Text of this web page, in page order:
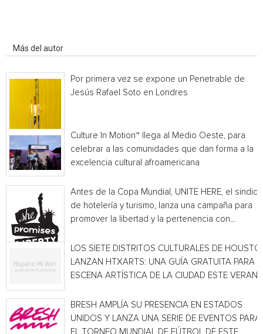
Más del autor
Por primera vez se expone un Penetrable de
Jesús Rafael Soto en Londres
Culture In Motion™ llega al Medio Oeste, para
celebrar a las comunidades que dan forma a la
excelencia cultural afroamericana
Antes de la Copa Mundial, UNITE HERE, el
de hotelería y turismo, lanza una campaña para
promover la libertad y la pertenencia con...
LOS SIETE DISTRITOS CULTURALES DE
LANZAN HTXARTS: UNA GUÍA GRATUITA PARA
ESCENA ARTÍSTICA DE LA CIUDAD ESTE
BRESH AMPLÍA SU PRESENCIA EN ESTADOS
UNIDOS Y LANZA UNA SERIE DE EVENTOS PARA
EL TORNEO MUNDIAL DE FÚTBOL DE ESTE